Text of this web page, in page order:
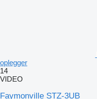
oplegger
14
VIDEO
Faymonville STZ-3UB